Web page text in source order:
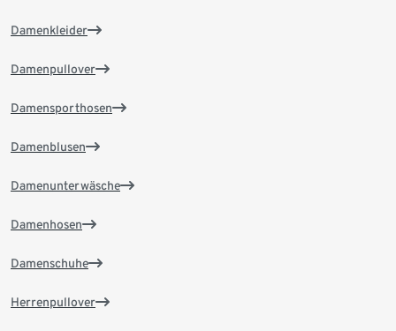
Damenkleider
Damenpullover
Damensporthosen
Damenblusen
Damenunterwäsche
Damenhosen
Damenschuhe
Herrenpullover